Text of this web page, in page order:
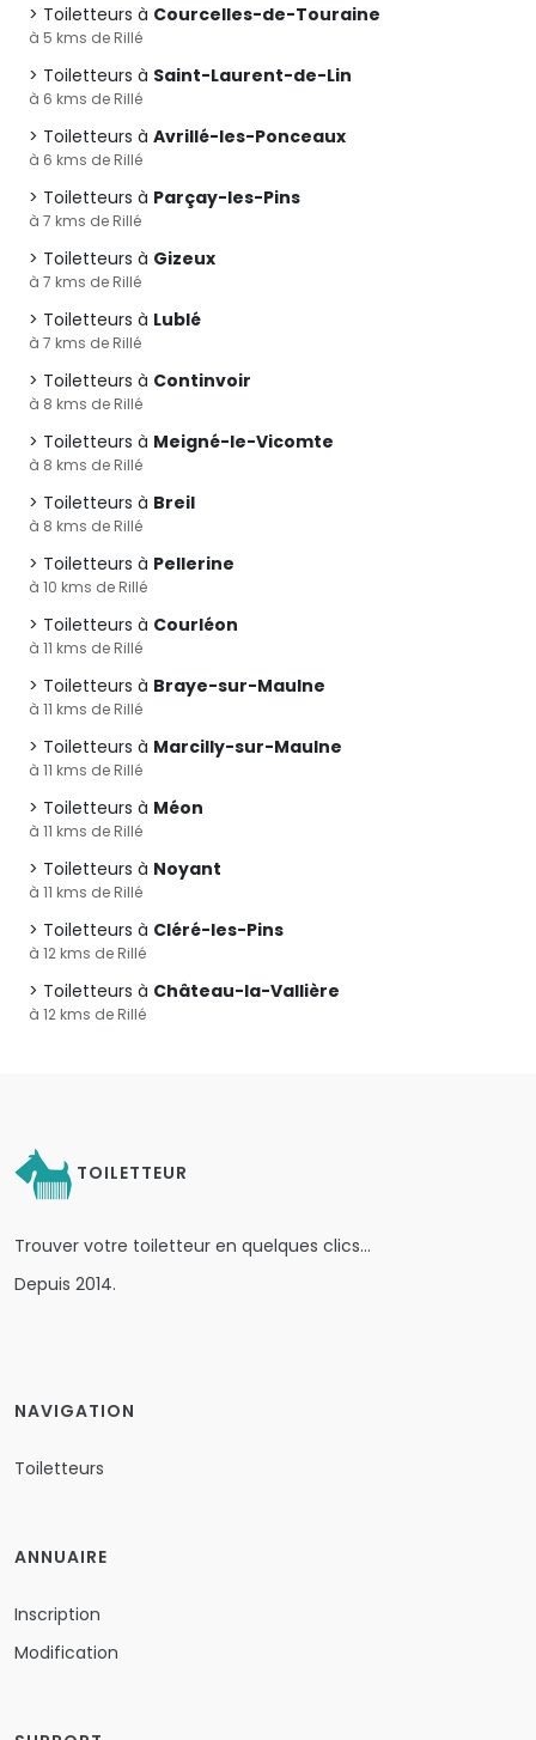
Toiletteurs à Courcelles-de-Touraine
à 5 kms de Rillé
Toiletteurs à Saint-Laurent-de-Lin
à 6 kms de Rillé
Toiletteurs à Avrillé-les-Ponceaux
à 6 kms de Rillé
Toiletteurs à Parçay-les-Pins
à 7 kms de Rillé
Toiletteurs à Gizeux
à 7 kms de Rillé
Toiletteurs à Lublé
à 7 kms de Rillé
Toiletteurs à Continvoir
à 8 kms de Rillé
Toiletteurs à Meigné-le-Vicomte
à 8 kms de Rillé
Toiletteurs à Breil
à 8 kms de Rillé
Toiletteurs à Pellerine
à 10 kms de Rillé
Toiletteurs à Courléon
à 11 kms de Rillé
Toiletteurs à Braye-sur-Maulne
à 11 kms de Rillé
Toiletteurs à Marcilly-sur-Maulne
à 11 kms de Rillé
Toiletteurs à Méon
à 11 kms de Rillé
Toiletteurs à Noyant
à 11 kms de Rillé
Toiletteurs à Cléré-les-Pins
à 12 kms de Rillé
Toiletteurs à Château-la-Vallière
à 12 kms de Rillé
TOILETTEUR
Trouver votre toiletteur en quelques clics…
Depuis 2014.
NAVIGATION
Toiletteurs
ANNUAIRE
Inscription
Modification